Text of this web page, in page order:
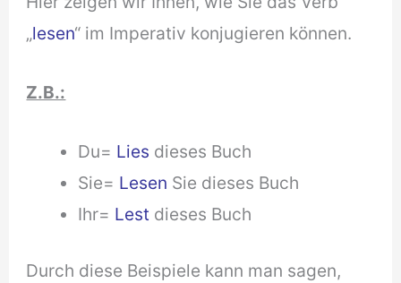
„lesen“ im Imperativ konjugieren können.
Z.B.:
Du= Lies dieses Buch
Sie= Lesen Sie dieses Buch
Ihr= Lest dieses Buch
Durch diese Beispiele kann man sagen,